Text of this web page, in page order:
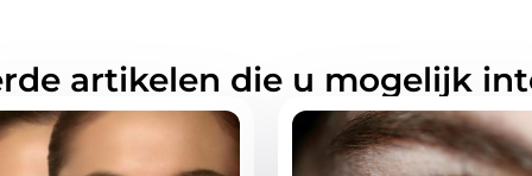
artikelen die u mogelijk